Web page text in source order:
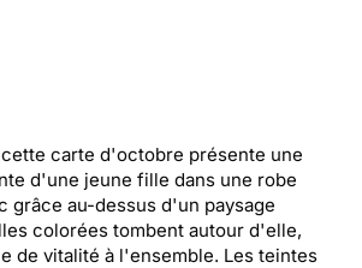
carte d'octobre présente une
d'une jeune fille dans une robe
grâce au-dessus d'un paysage
colorées tombent autour d'elle,
de vitalité à l'ensemble. Les teintes